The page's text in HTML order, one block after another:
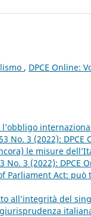
, DPCE Online:
l’obbligo
No. 3 (2022): DPCE
le misure
No. 3 (2022): DPCE
Parliament Act:
all’integrità del